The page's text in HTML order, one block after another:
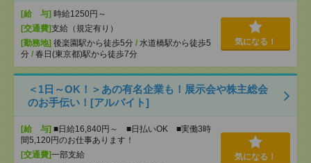
[給 与] 時給1250円～
[交通費]支給（規定有り）
[勤務地] 後楽園駅から徒歩5分 / 水道橋駅から徒歩5
分 / 春日(東京都)駅から徒歩7分
気になる！
＜1日～OK！＞あの有名企業も！展示会や株主総会
のお手伝い！[アルバイト]
[給 与] ■日給16,840円～ ■日払いOK ■実働3時
間5,120円のお仕事あります！
[交通費]一部支給
気になる！